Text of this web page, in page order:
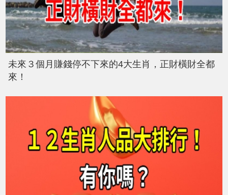
未來３個月賺錢停不下來的4大生肖，正財橫財全都
來！